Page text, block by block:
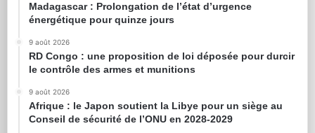
Madagascar : Prolongation de l’état d’urgence
énergétique pour quinze jours
9 août 2026
RD Congo : une proposition de loi déposée pour durcir
le contrôle des armes et munitions
9 août 2026
Afrique : le Japon soutient la Libye pour un siège au
Conseil de sécurité de l’ONU en 2028-2029